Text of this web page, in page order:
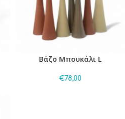
Βάζο Μπουκάλι L
€78,00